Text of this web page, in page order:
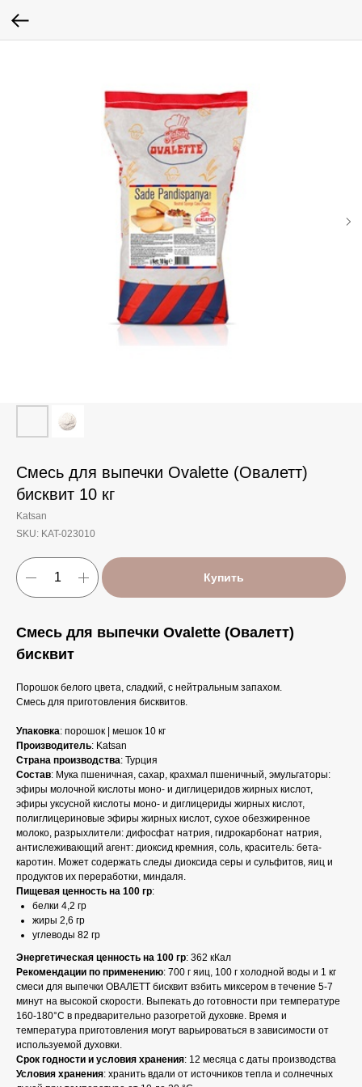
Смесь для выпечки Ovalette (Овалетт)
бисквит 10 кг
Katsan
SKU: KAT-023010
Купить
Смесь для выпечки Ovalette (Овалетт)
бисквит
Порошок белого цвета, сладкий, с нейтральным запахом.
Смесь для приготовления бисквитов.
Упаковка: порошок | мешок 10 кг
Производитель: Katsan
Страна производства: Турция
Состав: Мука пшеничная, сахар, крахмал пшеничный, эмульгаторы:
эфиры молочной кислоты моно- и диглицеридов жирных кислот,
эфиры уксусной кислоты моно- и диглицериды жирных кислот,
полиглицериновые эфиры жирных кислот, сухое обезжиренное
молоко, разрыхлители: дифосфат натрия, гидрокарбонат натрия,
антислеживающий агент: диоксид кремния, соль, краситель: бета-
каротин. Может содержать следы диоксида серы и сульфитов, яиц и
продуктов их переработки, миндаля.
Пищевая ценность на 100 гр:
белки 4,2 гр
жиры 2,6 гр
углеводы 82 гр
Энергетическая ценность на 100 гр: 362 кКал
Рекомендации по применению: 700 г яиц, 100 г холодной воды и 1 кг
смеси для выпечки ОВАЛЕТТ бисквит взбить миксером в течение 5-7
минут на высокой скорости. Выпекать до готовности при температуре
160-180°C в предварительно разогретой духовке. Время и
температура приготовления могут варьироваться в зависимости от
используемой духовки.
Срок годности и условия хранения: 12 месяца с даты производства
Условия хранения: хранить вдали от источников тепла и солнечных